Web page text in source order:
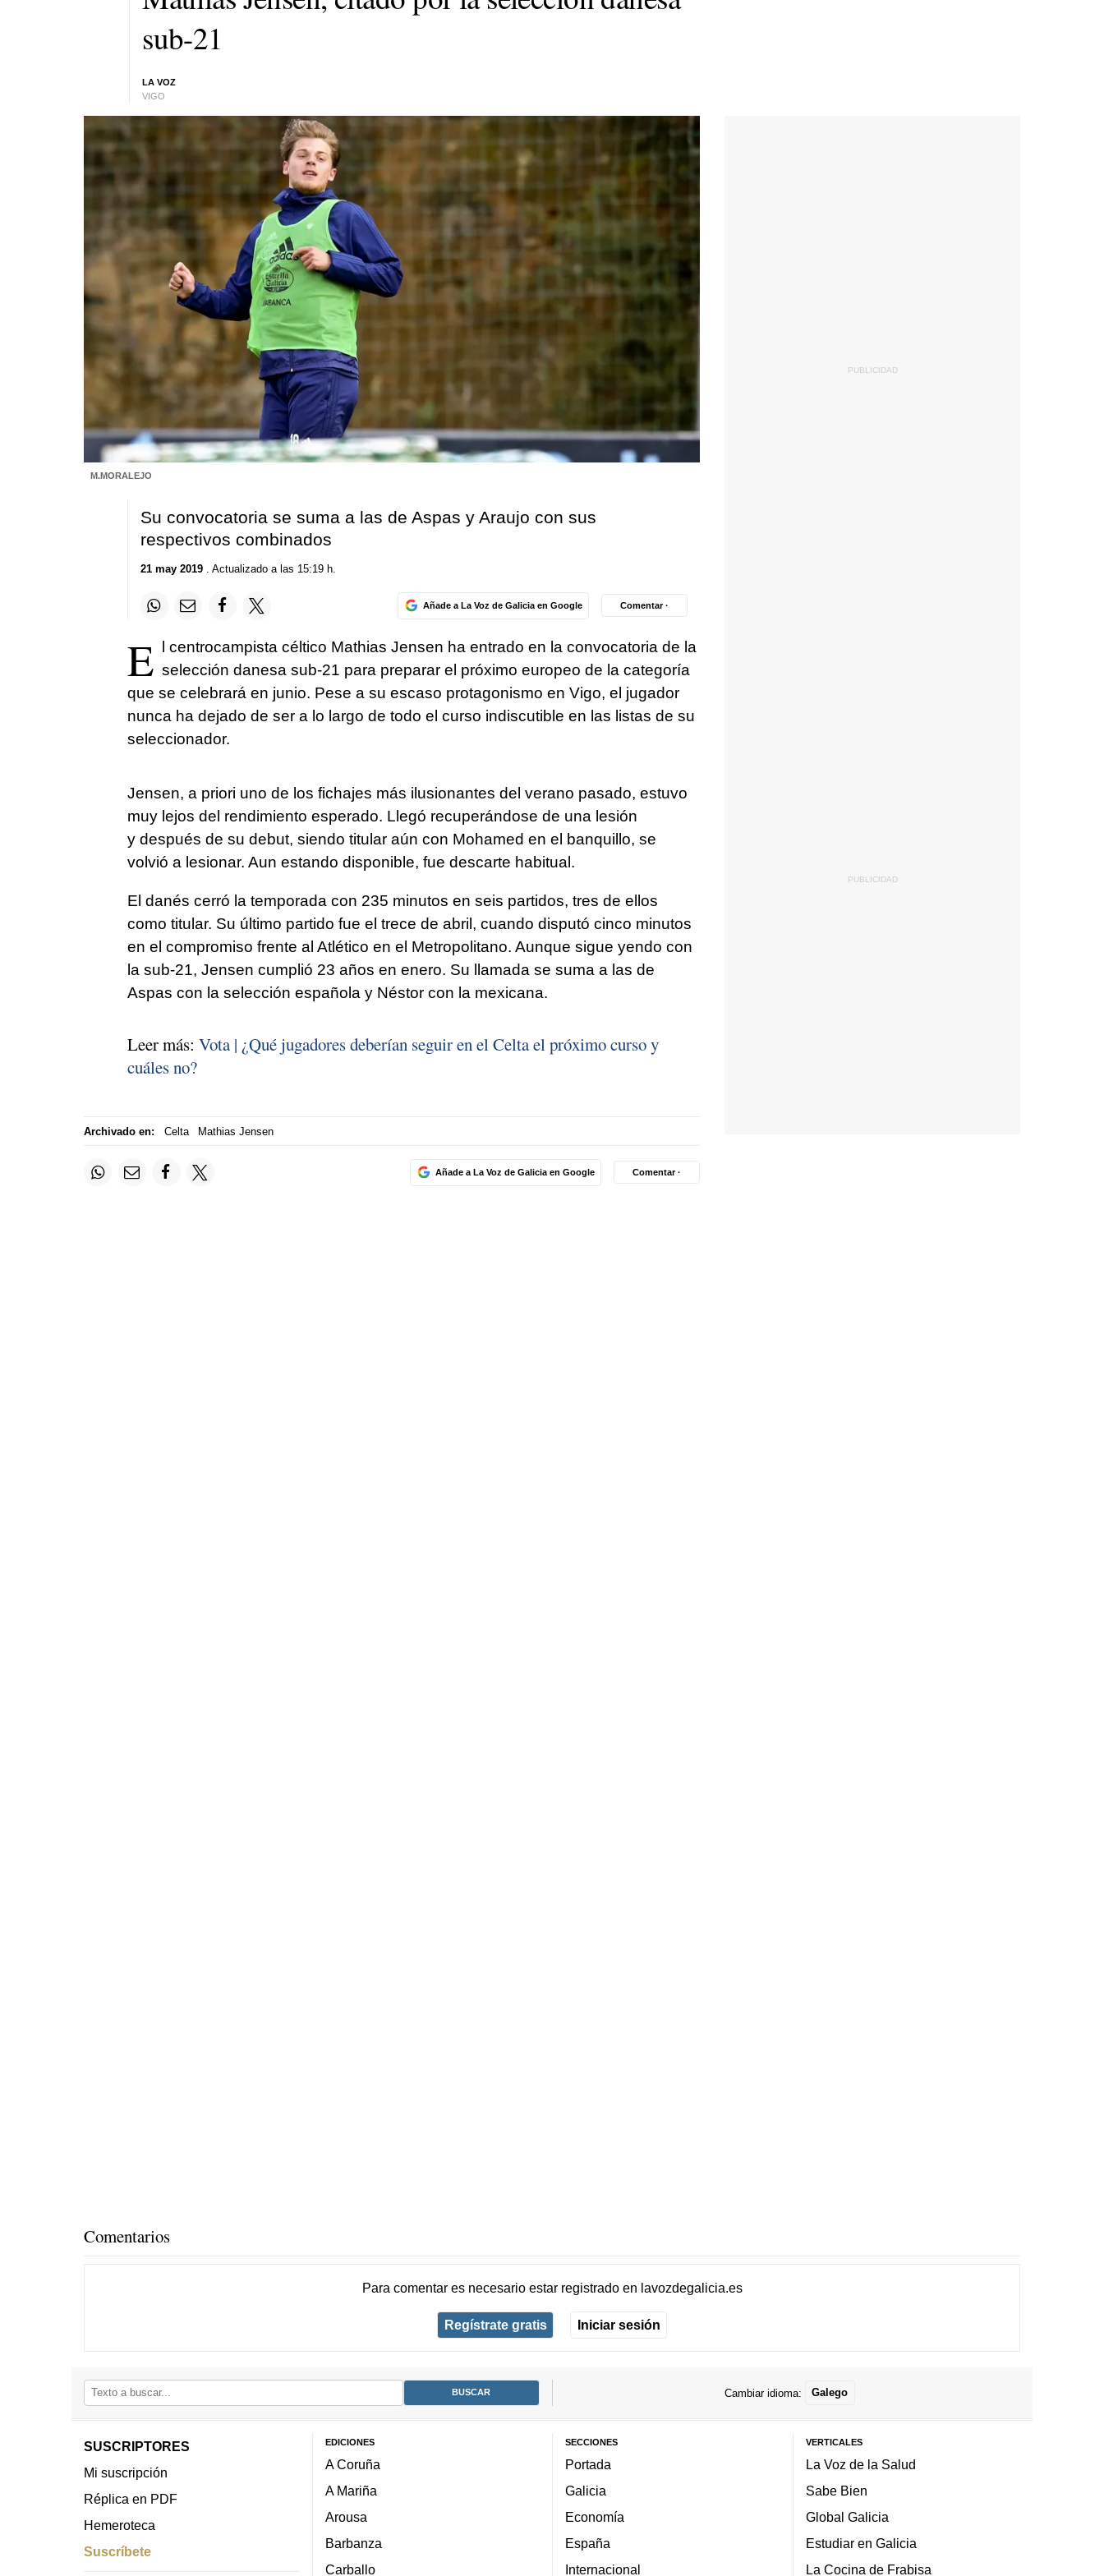
sub-21
LA VOZ
VIGO
M.MORALEJO
Su convocatoria se suma a las de Aspas y Araujo con sus
respectivos combinados
21 may 2019. Actualizado a las 15:19 h.
Añade a La Voz de Galicia en Google Comentar ·
E l centrocampista céltico Mathias Jensen ha entrado en la convocatoria de la
selección danesa sub-21 para preparar el próximo europeo de la categoría
que se celebrará en junio. Pese a su escaso protagonismo en Vigo, el jugador
nunca ha dejado de ser a lo largo de todo el curso indiscutible en las listas de su
seleccionador.
Jensen, a priori uno de los fichajes más ilusionantes del verano pasado, estuvo
muy lejos del rendimiento esperado. Llegó recuperándose de una lesión
y después de su debut, siendo titular aún con Mohamed en el banquillo, se
volvió a lesionar. Aun estando disponible, fue descarte habitual.
El danés cerró la temporada con 235 minutos en seis partidos, tres de ellos
como titular. Su último partido fue el trece de abril, cuando disputó cinco minutos
en el compromiso frente al Atlético en el Metropolitano. Aunque sigue yendo con
la sub-21, Jensen cumplió 23 años en enero. Su llamada se suma a las de
Aspas con la selección española y Néstor con la mexicana.
Leer más: Vota | ¿Qué jugadores deberían seguir en el Celta el próximo curso y
cuáles no?
Archivado en: Celta Mathias Jensen
Añade a La Voz de Galicia en Google Comentar ·
Comentarios
Para comentar es necesario estar registradoen lavozdegalicia.es
Regístrate gratis Iniciar sesión
Cambiar idioma: Galego
SUSCRIPTORES
Mi suscripción
Réplica en PDF
Hemeroteca
Suscríbete
EDICIONES
A Coruña
A Mariña
Arousa
Barbanza
Carballo
SECCIONES
Portada
Galicia
Economía
España
Internacional
VERTICALES
La Voz de la Salud
Sabe Bien
Global Galicia
Estudiar en Galicia
La Cocina de Frabisa